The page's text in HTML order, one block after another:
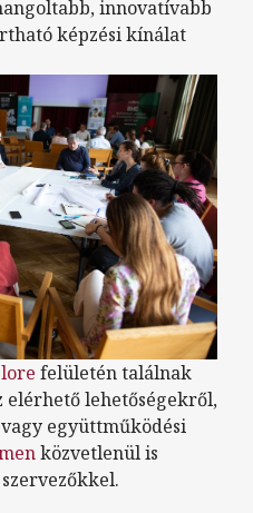
innovatívabb
képzési kínálat
felületén találnak
lehetőségekről,
együttműködési
közvetlenül is